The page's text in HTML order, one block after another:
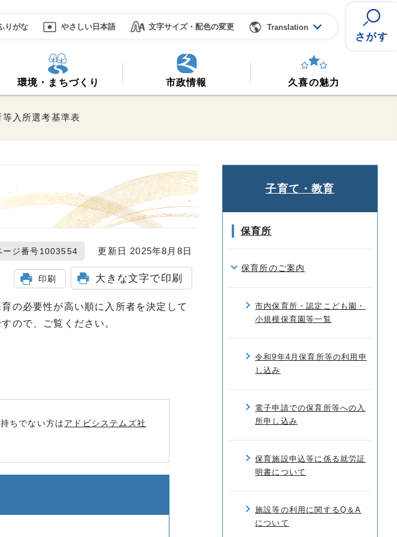
りがな やさしい日本語 文字サイズ・配色の変更 Translation
さがす
環境・まちづくり 市政情報 久喜の魅力
入所選考基準表
ージ番号1003554 更新日 2025年8月8日
印刷 大きな文字で印刷
の必要性が高い順に入所者を決定して
ので、ご覧ください。
ちでない方はアドビシステムズ社
子育て・教育
保育所
保育所のご案内
市内保育所・認定こども園・
小規模保育園等一覧
令和9年4月保育所等の利用申
し込み
電子申請での保育所等への入
所申し込み
保育施設申込等に係る就労証
明書について
施設等の利用に関するQ＆A
について